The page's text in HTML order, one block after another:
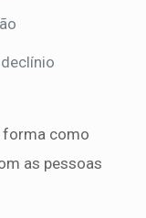
forma como
as pessoas